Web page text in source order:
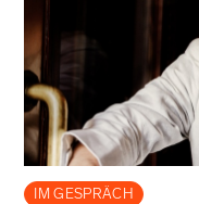
IM GESPRÄCH